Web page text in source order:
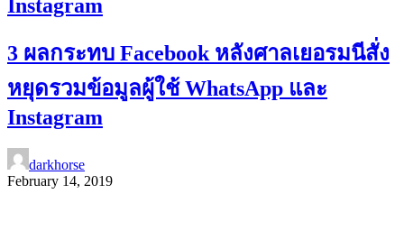
Instagram
3 ผลกระทบ Facebook หลังศาลเยอรมนีสั่ง
หยุดรวมข้อมูลผู้ใช้ WhatsApp และ
Instagram
darkhorse
February 14, 2019